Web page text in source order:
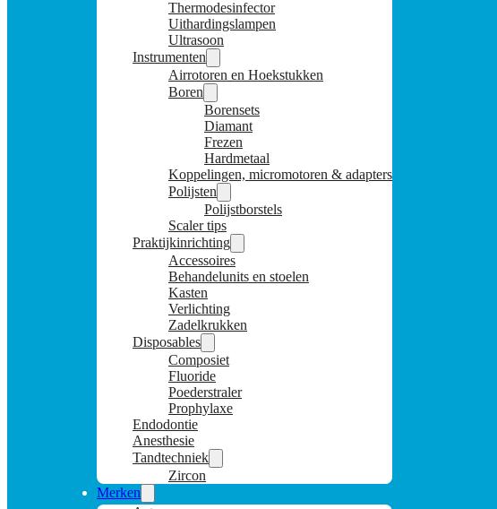
Thermodesinfector
Uithardingslampen
Ultrasoon
Instrumenten
Airrotoren en Hoekstukken
Boren
Borensets
Diamant
Frezen
Hardmetaal
Koppelingen, micromotoren & adapters
Polijsten
Polijstborstels
Scaler tips
Praktijkinrichting
Accessoires
Behandelunits en stoelen
Kasten
Verlichting
Zadelkrukken
Disposables
Composiet
Fluoride
Poederstraler
Prophylaxe
Endodontie
Anesthesie
Tandtechniek
Zircon
Merken